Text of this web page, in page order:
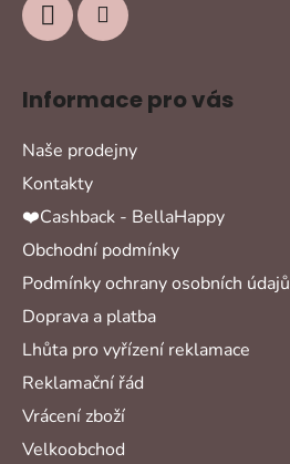
Informace pro vás
Naše prodejny
Kontakty
❤️Cashback - BellaHappy
Obchodní podmínky
Podmínky ochrany osobních údajů
Doprava a platba
Lhůta pro vyřízení reklamace
Reklamační řád
Vrácení zboží
Velkoobchod